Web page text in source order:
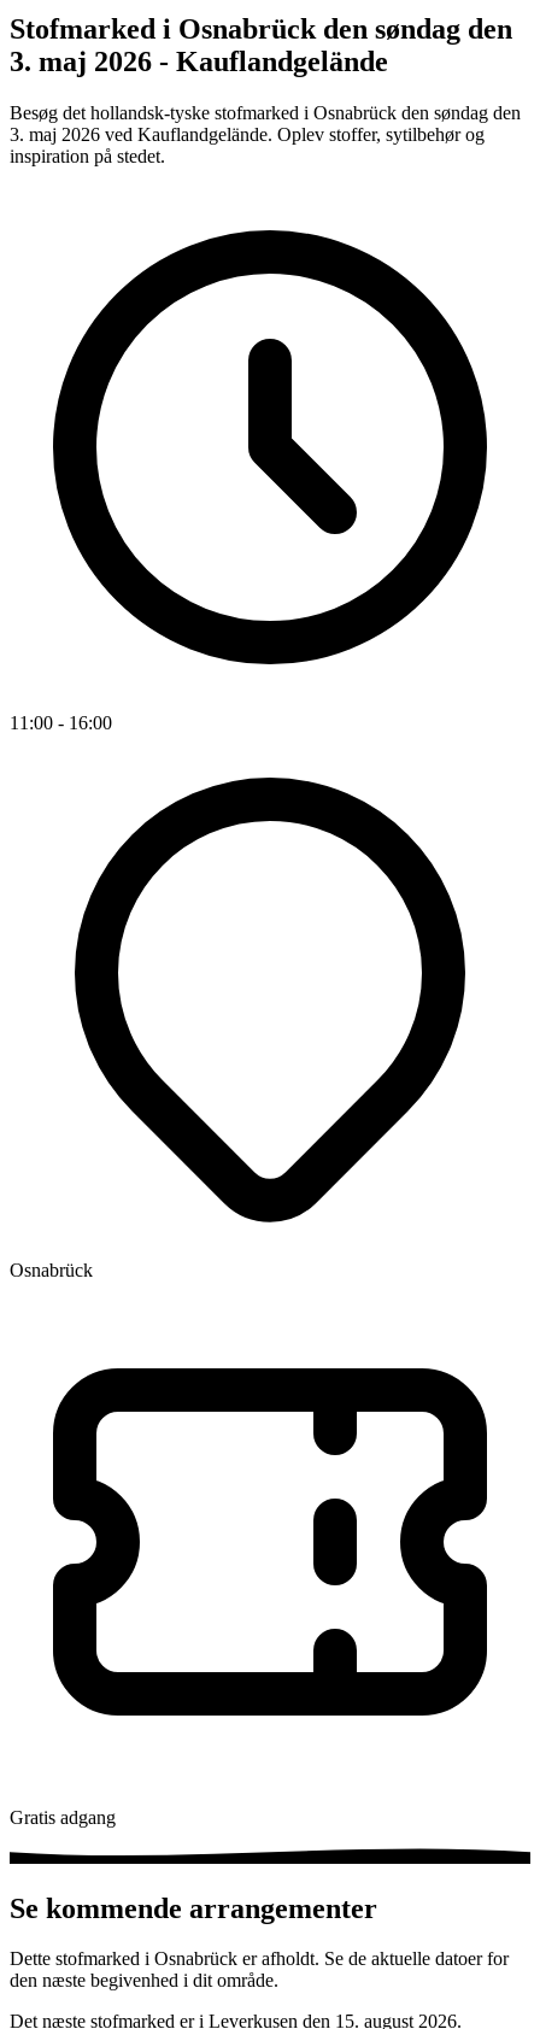
Stofmarked i Osnabrück den søndag den
3. maj 2026 - Kauflandgelände
Besøg det hollandsk-tyske stofmarked i Osnabrück den søndag den
3. maj 2026 ved Kauflandgelände. Oplev stoffer, sytilbehør og
inspiration på stedet.
11:00 - 16:00
Osnabrück
Gratis adgang
Se kommende arrangementer
Dette stofmarked i Osnabrück er afholdt. Se de aktuelle datoer for
den næste begivenhed i dit område.
Det næste stofmarked er i Leverkusen den 15. august 2026.